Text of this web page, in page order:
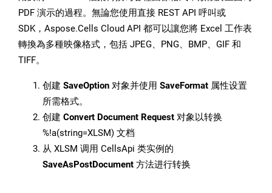
PDF 演示的過程。無論您使用直接 REST API 呼叫或
SDK，Aspose.Cells Cloud API 都可以讓您將 Excel 工作表
轉換為多種映像格式，包括 JPEG、PNG、BMP、GIF 和
TIFF。
创建 SaveOption 对象并使用 SaveFormat 属性设置
所需格式。
创建 Convert Document Request 对象以转换
%!a(string=XLSM) 文档
从 XLSM 调用 CellsApi 类实例的
SaveAsPostDocument 方法进行转换